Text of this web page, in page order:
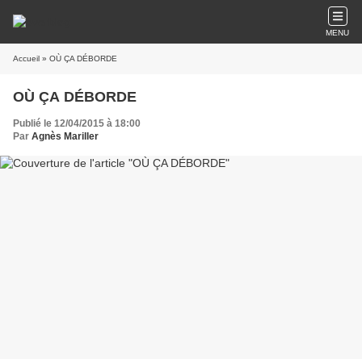
MENU
Accueil » OÙ ÇA DÉBORDE
OÙ ÇA DÉBORDE
Publié le 12/04/2015 à 18:00
Par Agnès Mariller